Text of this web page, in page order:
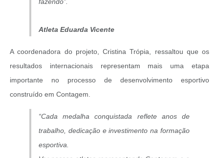
Atleta Eduarda Vicente
A coordenadora do projeto, Cristina Trópia, ressaltou que os
resultados internacionais representam mais uma etapa
importante no processo de desenvolvimento esportivo
construído em Contagem.
“Cada medalha conquistada reflete anos de
trabalho, dedicação e investimento na formação
esportiva.